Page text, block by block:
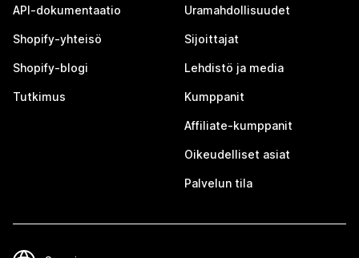
API-dokumentaatio
Shopify-yhteisö
Shopify-blogi
Tutkimus
Uramahdollisuudet
Sijoittajat
Lehdistö ja media
Kumppanit
Affiliate-kumppanit
Oikeudelliset asiat
Palvelun tila